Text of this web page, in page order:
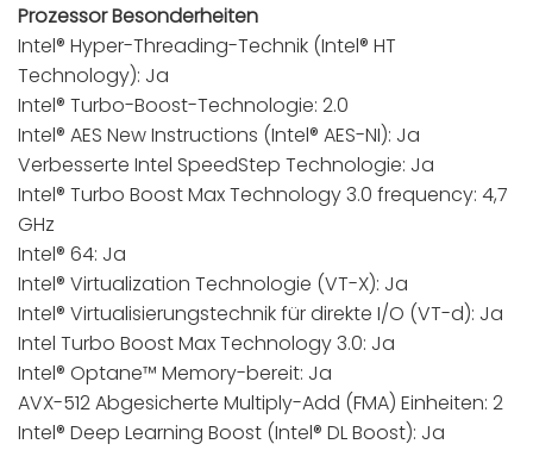
Prozessor Besonderheiten
Intel® Hyper-Threading-Technik (Intel® HT
Technology): Ja
Intel® Turbo-Boost-Technologie: 2.0
Intel® AES New Instructions (Intel® AES-NI): Ja
Verbesserte Intel SpeedStep Technologie: Ja
Intel® Turbo Boost Max Technology 3.0 frequency: 4,7
GHz
Intel® 64: Ja
Intel® Virtualization Technologie (VT-X): Ja
Intel® Virtualisierungstechnik für direkte I/O (VT-d): Ja
Intel Turbo Boost Max Technology 3.0: Ja
Intel® Optane™ Memory-bereit: Ja
AVX-512 Abgesicherte Multiply-Add (FMA) Einheiten: 2
Intel® Deep Learning Boost (Intel® DL Boost): Ja